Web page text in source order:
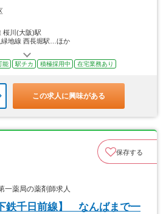
桜川(大阪)駅
緑地線 西長堀駅…ほか
能 駅チカ 積極採用中 在宅業務あり
この求人に興味がある
保存する
薬局の薬剤師求人
鉄千日前線】 なんばまで一